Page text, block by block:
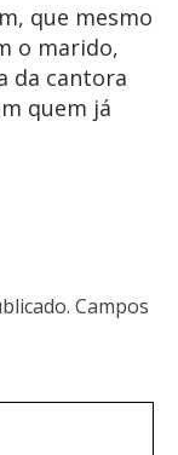
que mesmo
o marido,
da cantora
quem já
Campos